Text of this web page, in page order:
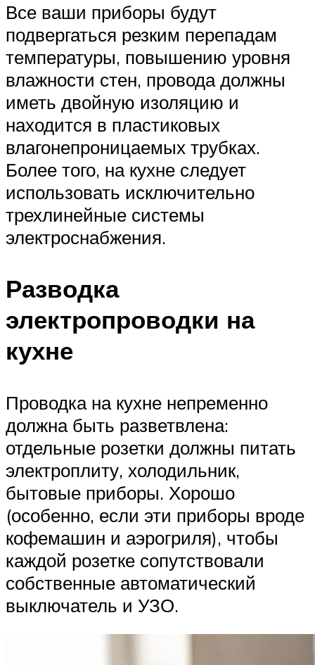
Все ваши приборы будут
подвергаться резким перепадам
температуры, повышению уровня
влажности стен, провода должны
иметь двойную изоляцию и
находится в пластиковых
влагонепроницаемых трубках.
Более того, на кухне следует
использовать исключительно
трехлинейные системы
электроснабжения.
Разводка
электропроводки на
кухне
Проводка на кухне непременно
должна быть разветвлена:
отдельные розетки должны питать
электроплиту, холодильник,
бытовые приборы. Хорошо
(особенно, если эти приборы вроде
кофемашин и аэрогриля), чтобы
каждой розетке сопутствовали
собственные автоматический
выключатель и УЗО.